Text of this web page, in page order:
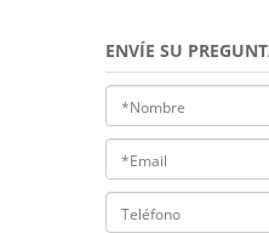
ENVÍE SU